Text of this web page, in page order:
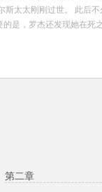
斯太太刚刚过世。 此
是，罗杰还发现她在
第二章